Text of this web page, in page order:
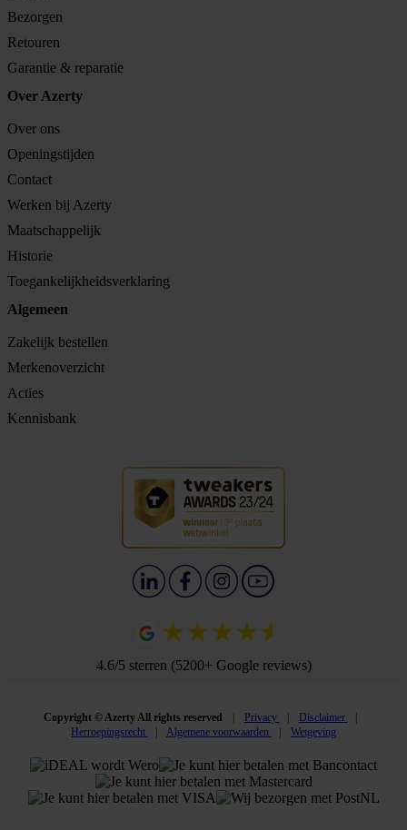
Bezorgen
Retouren
Garantie & reparatie
Over Azerty
Over ons
Openingstijden
Contact
Werken bij Azerty
Maatschappelijk
Historie
Toegankelijkheidsverklaring
Algemeen
Zakelijk bestellen
Merkenoverzicht
Acties
Kennisbank
4.6/5 sterren (5200+ Google reviews)
Copyright © Azerty All rights reserved Privacy
Disclaimer
Herroepingsrecht
Algemene voorwaarden Wetgeving